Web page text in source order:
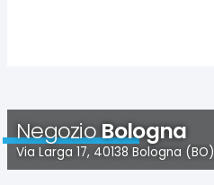
NegozioBologna
Via Larga 17, 40138 Bologna (BO)